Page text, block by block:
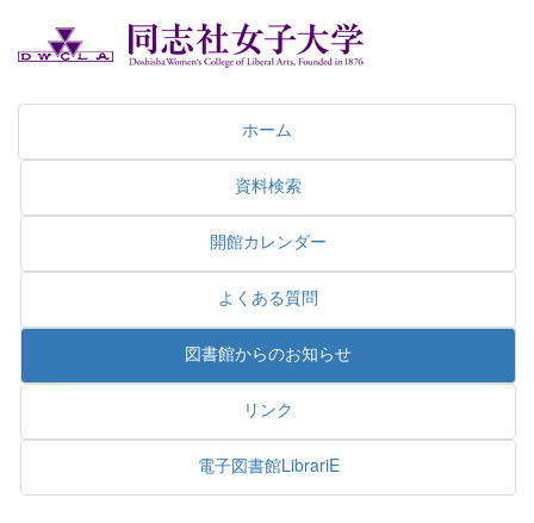
ホーム
資料検索
開館カレンダー
よくある質問
図書館からのお知らせ
リンク
電子図書館LibrariE